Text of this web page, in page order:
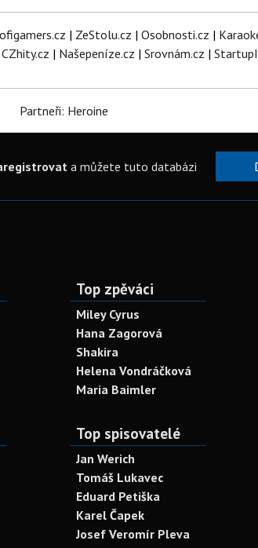
| ZeStolu.cz | Osobnosti.cz |
CZhity.cz | Našepeníze.cz | Srovnám.cz |
Partneři: Heroine
a můžete tuto databázi
Top zpěváci
Miley Cyrus
Hana Zagorová
Shakira
Helena Vondráčková
Maria Baimler
Top spisovatelé
Jan Werich
Tomáš Lukavec
Eduard Petiška
Karel Čapek
Josef Veromír Pleva